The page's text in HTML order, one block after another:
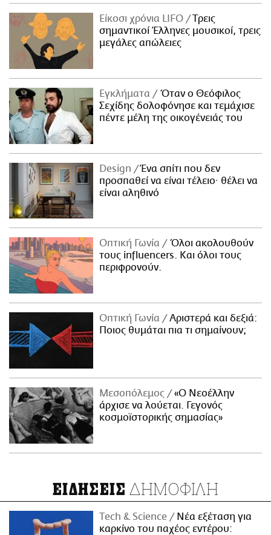
Είκοσι χρόνια LIFO
Tρεις
σημαντικοί Έλληνες μουσικοί, τρεις
μεγάλες απώλειες
Εγκλήματα
Όταν ο Θεόφιλος
Σεχίδης δολοφόνησε και τεμάχισε
πέντε μέλη της οικογένειάς του
Design
Ένα σπίτι που δεν
προσπαθεί να είναι τέλειο· θέλει να
είναι αληθινό
Οπτική Γωνία
Όλοι ακολουθούν
τους influencers. Και όλοι τους
περιφρονούν.
Οπτική Γωνία
Αριστερά και δεξιά:
Ποιος θυμάται πια τι σημαίνουν;
Μεσοπόλεμος
«Ο Νεοέλλην
άρχισε να λούεται. Γεγονός
κοσμοϊστορικής σημασίας»
ΕΙΔΗΣΕΙΣ ΔΗΜΟΦΙΛΗ
Τech & Science
Νέα εξέταση για
καρκίνο του παχέος εντέρου: